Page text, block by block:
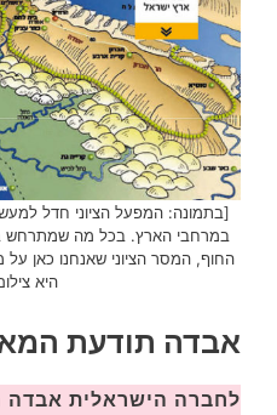
[בתמונה: המפעל הציוני חדל
במרחבי הארץ. בכל מה שמתרחש
החוף, המסר הציוני שאנחנו כאן
היא
אבדה תודעת
לחברה הישראלית אבדה